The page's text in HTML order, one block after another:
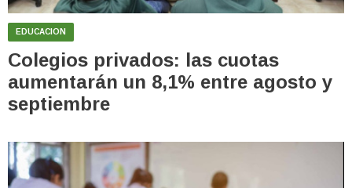
EDUCACION
Colegios privados: las cuotas
aumentarán un 8,1% entre agosto y
septiembre